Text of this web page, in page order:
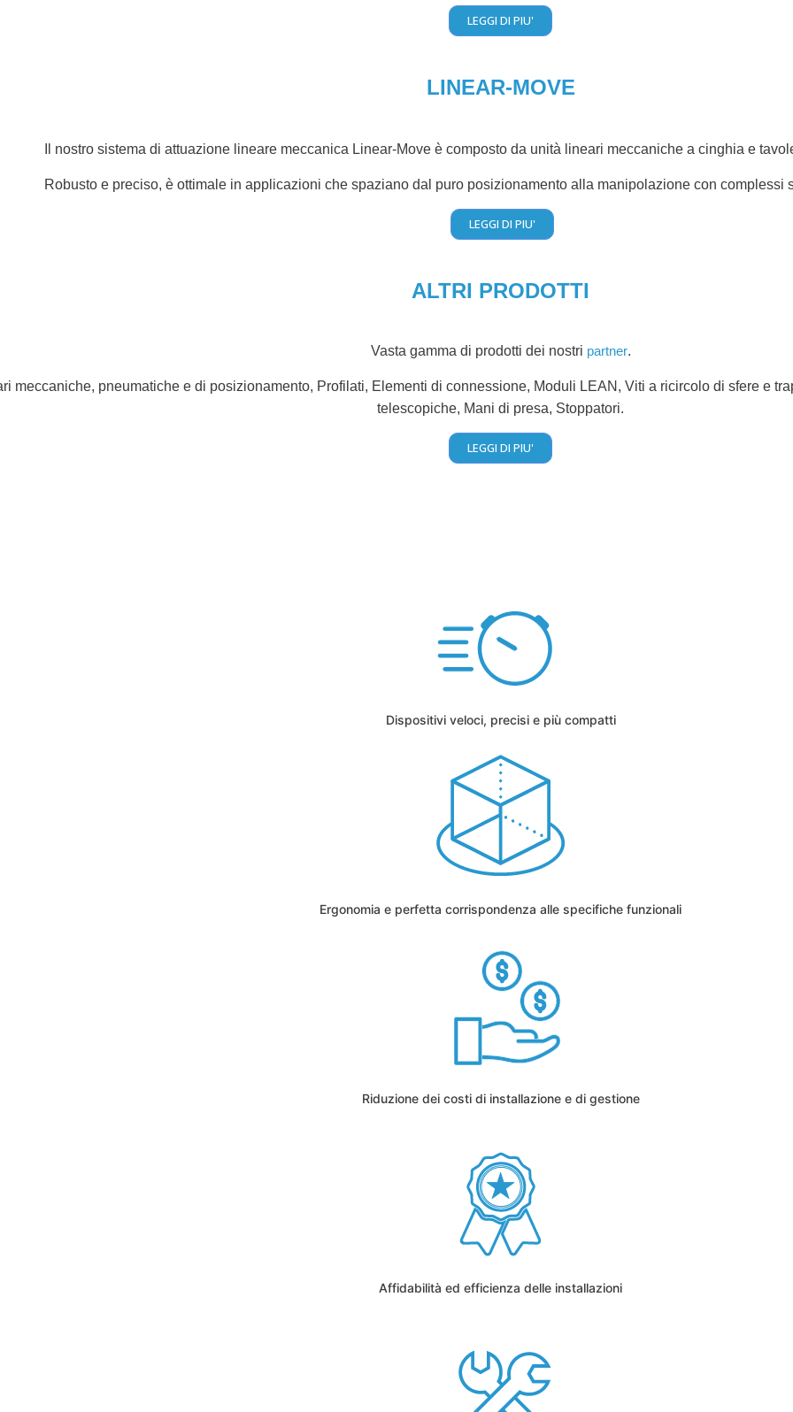
LEGGI DI PIU'
LINEAR-MOVE
Il nostro sistema di attuazione lineare meccanica Linear-Move è composto da unità lineari meccaniche a cinghia e
Robusto e preciso, è ottimale in applicazioni che spaziano dal puro posizionamento alla manipolazione con complessi
LEGGI DI PIU'
ALTRI PRODOTTI
Vasta gamma di prodotti dei nostri partner.
meccaniche, pneumatiche e di posizionamento, Profilati, Elementi di connessione, Moduli LEAN, Viti a ricircolo di sfere e
telescopiche, Mani di presa, Stoppatori.
LEGGI DI PIU'
Dispositivi veloci, precisi e più compatti
Ergonomia e perfetta corrispondenza alle specifiche funzionali
Riduzione dei costi di installazione e di gestione
Affidabilità ed efficienza delle installazioni